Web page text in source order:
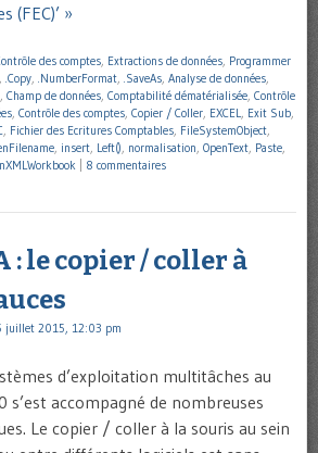
(FEC)’ »
des comptes, Extractions de données, Programmer
, .Copy, .NumberFormat, .SaveAs, Analyse de données,
, Champ de données, Comptabilité dématérialisée, Contrôle
, Contrôle des comptes, Copier / Coller, EXCEL, Exit Sub,
, Fichier des Ecritures Comptables, FileSystemObject,
, insert, Left(), normalisation, OpenText, Paste,
8 commentaires
: le copier / coller à
juillet 2015, 12:03 pm
d’exploitation multitâches au
s’est accompagné de nombreuses
Le copier / coller à la souris au sein